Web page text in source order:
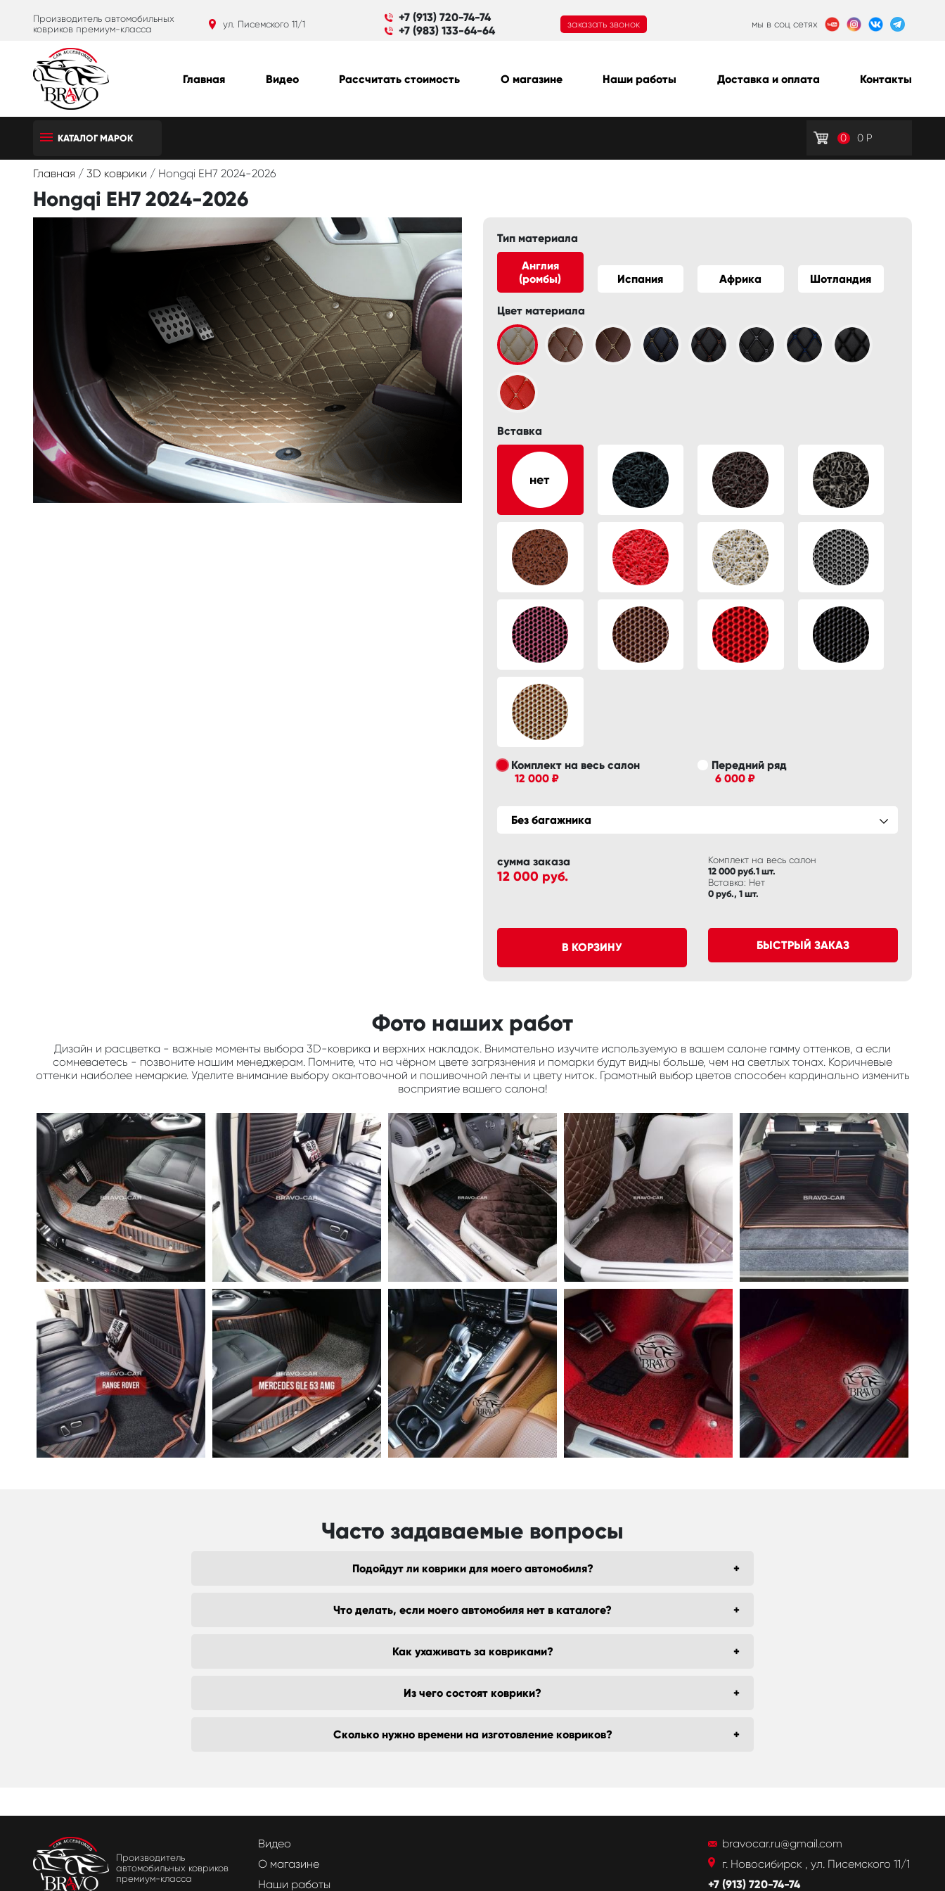
Производитель автомобильных
ковриков премиум-класса
ул. Писемского 11/1
+7 (913) 720-74-74
+7 (983) 133-64-64
заказать звонок мы в соц сетях
Главная Видео Рассчитать стоимость О магазине Наши работы Доставка и оплата Контакты
КАТАЛОГ МАРОК 0 0 Р
Главная / 3D коврики / Hongqi EH7 2024-2026
Hongqi EH7 2024-2026
Тип материала
Англия
(ромбы)
Испания Африка Шотландия
Цвет материала
Вставка
Комплект на весь салон
12 000 ₽
Передний ряд
6 000 ₽
Без багажника
сумма заказа
12 000 руб.
Комплект на весь салон
12 000 руб.1 шт.
Вставка: Нет
0 руб., 1 шт.
В КОРЗИНУ БЫСТРЫЙ ЗАКАЗ
Фото наших работ
Дизайн и расцветка - важные моменты выбора 3D-коврика и верхних накладок. Внимательно изучите используемую в вашем салоне гамму оттенков, а если
сомневаетесь - позвоните нашим менеджерам. Помните, что на чёрном цвете загрязнения и помарки будут видны больше, чем на светлых тонах. Коричневые
оттенки наиболее немаркие. Уделите внимание выбору окантовочной и пошивочной ленты и цвету ниток. Грамотный выбор цветов способен кардинально изменить
восприятие вашего салона!
Часто задаваемые вопросы
Подойдут ли коврики для моего автомобиля?
Что делать, если моего автомобиля нет в каталоге?
Как ухаживать за ковриками?
Из чего состоят коврики?
Сколько нужно времени на изготовление ковриков?
Производитель
автомобильных ковриков
премиум-класса
Видео
О магазине
Наши работы
bravocar.ru@gmail.com
г. Новосибирск , ул. Писемского 11/1
+7 (913) 720-74-74